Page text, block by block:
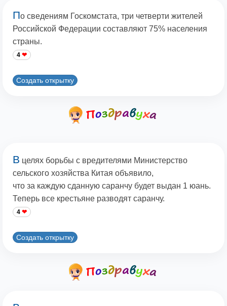
По сведениям Госкомстата, три четверти жителей
Российской Федерации составляют 75% населения
страны.
4
Создать открытку
В целях борьбы с вредителями Министерство
сельского хозяйства Китая объявило,
что за каждую сданную саранчу будет выдан 1 юань.
Теперь все крестьяне разводят саранчу.
4
Создать открытку